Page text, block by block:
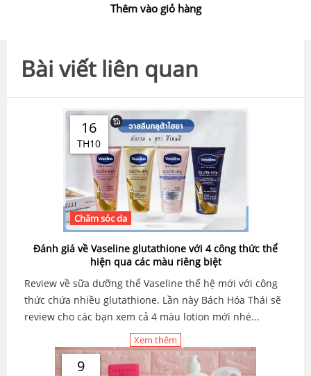
Thêm vào giỏ hàng
Bài viết liên quan
16
TH10
Chăm sóc da
Đánh giá về Vaseline glutathione với 4 công thức thể
hiện qua các màu riêng biệt
Review về sữa dưỡng thể Vaseline thế hệ mới với công
thức chứa nhiều glutathione. Lần này Bách Hóa Thái sẽ
review cho các bạn xem cả 4 màu lotion mới nhé...
Xem thêm
9